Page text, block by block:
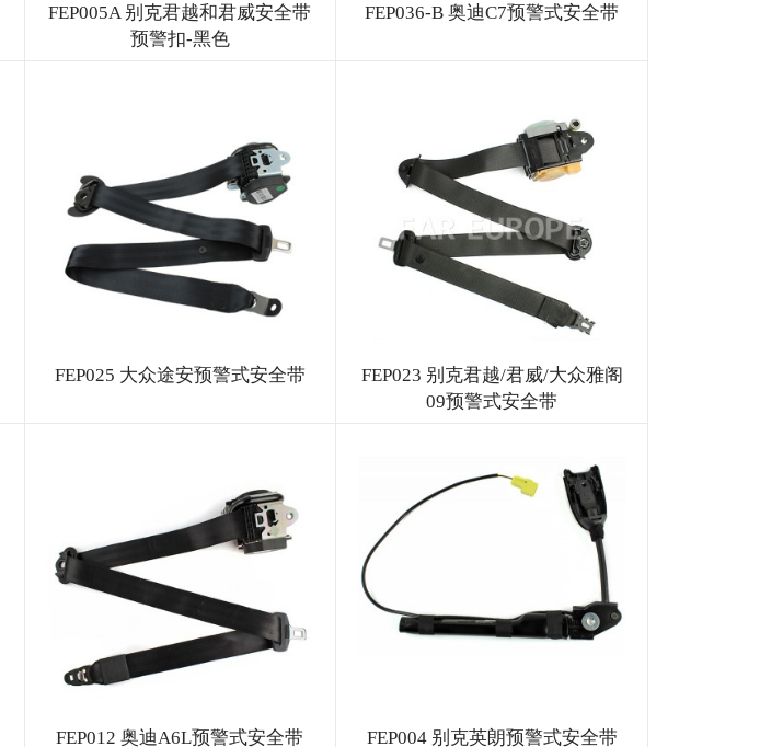
FEP005A 别克君越和君威安全带
预警扣-黑色
FEP036-B 奥迪C7预警式安全带
FEP025 大众途安预警式安全带
FEP023 别克君越/君威/大众雅阁
09预警式安全带
FEP012 奥迪A6L预警式安全带 FEP004 别克英朗预警式安全带